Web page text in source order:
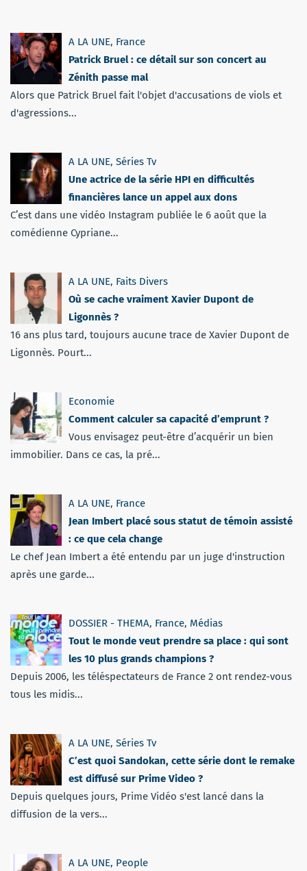
A LA UNE, France
Patrick Bruel : ce détail sur son concert au
Zénith passe mal
Alors que Patrick Bruel fait l'objet d'accusations de viols et
d'agressions...
A LA UNE, Séries Tv
Une actrice de la série HPI en difficultés
financières lance un appel aux dons
C’est dans une vidéo Instagram publiée le 6 août que la
comédienne Cypriane...
A LA UNE, Faits Divers
Où se cache vraiment Xavier Dupont de
Ligonnès ?
16 ans plus tard, toujours aucune trace de Xavier Dupont de
Ligonnès. Pourt...
Economie
Comment calculer sa capacité d’emprunt ?
Vous envisagez peut-être d’acquérir un bien
immobilier. Dans ce cas, la pré...
A LA UNE, France
Jean Imbert placé sous statut de témoin assisté
: ce que cela change
Le chef Jean Imbert a été entendu par un juge d'instruction
après une garde...
DOSSIER - THEMA, France, Médias
Tout le monde veut prendre sa place : qui sont
les 10 plus grands champions ?
Depuis 2006, les téléspectateurs de France 2 ont rendez-vous
tous les midis...
A LA UNE, Séries Tv
C’est quoi Sandokan, cette série dont le remake
est diffusé sur Prime Video ?
Depuis quelques jours, Prime Vidéo s'est lancé dans la
diffusion de la vers...
A LA UNE, People